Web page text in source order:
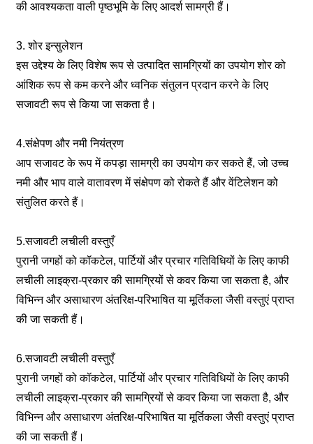
की आवश्यकता वाली पृष्ठभूमि के लिए आदर्श सामग्री हैं।
3. शोर इन्सुलेशन
इस उद्देश्य के लिए विशेष रूप से उत्पादित सामग्रियों का उपयोग शोर को
आंशिक रूप से कम करने और ध्वनिक संतुलन प्रदान करने के लिए
सजावटी रूप से किया जा सकता है।
4.संक्षेपण और नमी नियंत्रण
आप सजावट के रूप में कपड़ा सामग्री का उपयोग कर सकते हैं, जो उच्च
नमी और भाप वाले वातावरण में संक्षेपण को रोकते हैं और वेंटिलेशन को
संतुलित करते हैं।
5.सजावटी लचीली वस्तुएँ
पुरानी जगहों को कॉकटेल, पार्टियों और प्रचार गतिविधियों के लिए काफी
लचीली लाइक्रा-प्रकार की सामग्रियों से कवर किया जा सकता है, और
विभिन्न और असाधारण अंतरिक्ष-परिभाषित या मूर्तिकला जैसी वस्तुएं प्राप्त
की जा सकती हैं।
6.सजावटी लचीली वस्तुएँ
पुरानी जगहों को कॉकटेल, पार्टियों और प्रचार गतिविधियों के लिए काफी
लचीली लाइक्रा-प्रकार की सामग्रियों से कवर किया जा सकता है, और
विभिन्न और असाधारण अंतरिक्ष-परिभाषित या मूर्तिकला जैसी वस्तुएं प्राप्त
की जा सकती हैं।